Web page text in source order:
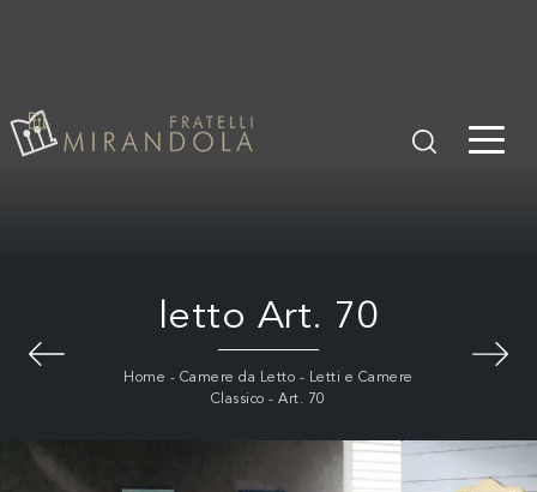
letto Art. 70
Home - Camere da Letto - Letti e Camere
Classico -Art. 70